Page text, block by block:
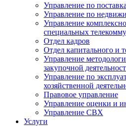
Управление по
Управление по
Управление
специальных
Отдел кадров
Отдел капитального и
Управление
закупочной
Управление по
хозяйственной
Правовое управление
Управление оценки и
Управление СВХ
Услуги